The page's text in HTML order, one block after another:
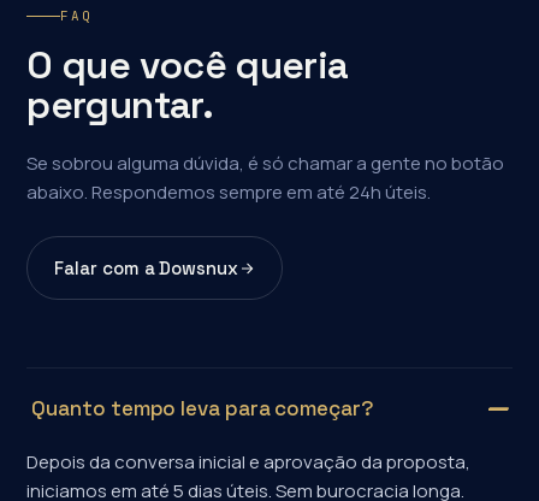
FAQ
O que você queria
perguntar.
Se sobrou alguma dúvida, é só chamar a gente no botão
abaixo. Respondemos sempre em até 24h úteis.
Falar com a Dowsnux
Quanto tempo leva para começar?
Depois da conversa inicial e aprovação da proposta,
iniciamos em até 5 dias úteis. Sem burocracia longa.